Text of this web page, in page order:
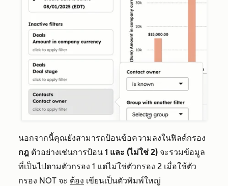
นอกจากนี้คุณยังสามารถป้อนข้อความลงในฟิลด์กรอง
กฎ ตัวอย่างเช่นการป้อน 1 และ (ไม่ใช่ 2) จะรวมข้อมูล
ที่เป็นไปตามตัวกรอง 1 แต่ไม่ใช่ตัวกรอง 2 เมื่อใช้ตัว
กรอง NOT จะ ต้อง เขียนเป็นตัวพิมพ์ใหญ่